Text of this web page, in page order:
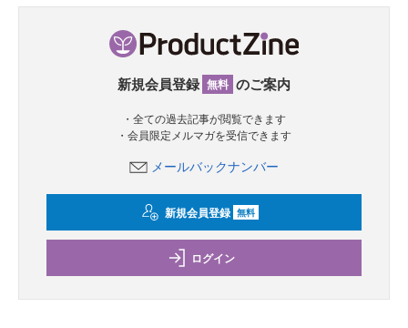
新規会員登録 無料 のご案内
・全ての過去記事が閲覧できます
・会員限定メルマガを受信できます
メールバックナンバー
新規会員登録 無料
ログイン